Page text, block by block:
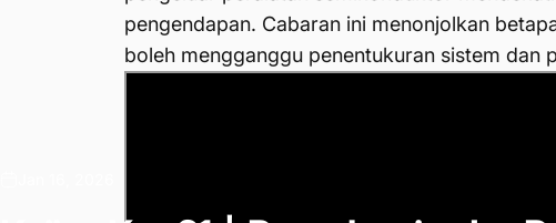
pengendapan. Cabaran ini menonjolkan
boleh mengganggu penentukuran sistem dan